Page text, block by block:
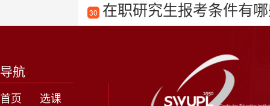
30 在职研究生报考条件有
导航
首页
选课